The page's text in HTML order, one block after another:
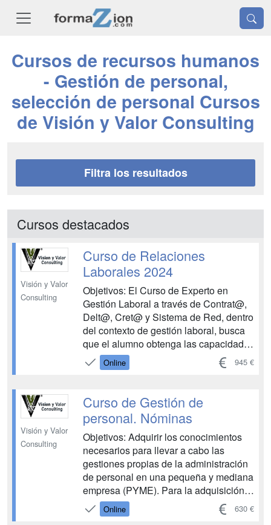
Cursos de recursos humanos
- Gestión de personal,
selección de personal Cursos
de Visión y Valor Consulting
Filtra los resultados
Cursos destacados
Visión y Valor
Consulting
Curso de Relaciones
Laborales 2024
Objetivos: El Curso de Experto en
Gestión Laboral a través de Contrat@,
Delt@, Cret@ y Sistema de Red, dentro
del contexto de gestión laboral, busca
que el alumno obtenga las capacidades
suficientes para el uso de las
aplicaciones que existen en la gestión
aplicaciones en las que se pone en
contacto a los usuarios con la entidad
c...
Online 945 €
Visión y Valor
Consulting
Curso de Gestión de
personal. Nóminas
Objetivos: Adquirir los conocimientos
necesarios para llevar a cabo las
gestiones propias de la administración
de personal en una pequeña y mediana
empresa (PYME). Para la adquisición
y/o actualización de los conocimientos
en materia laboral....
Online 630 €